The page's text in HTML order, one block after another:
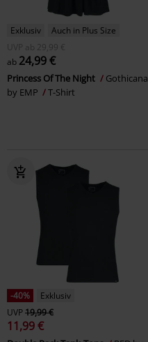
Exklusiv
Auch in Plus Size
UVP
ab 29,99 €
ab 24,99 €
Princess Of The Night
Gothicana
by EMP
T-Shirt
-40%
Exklusiv
UVP19,99 €
11,99 €